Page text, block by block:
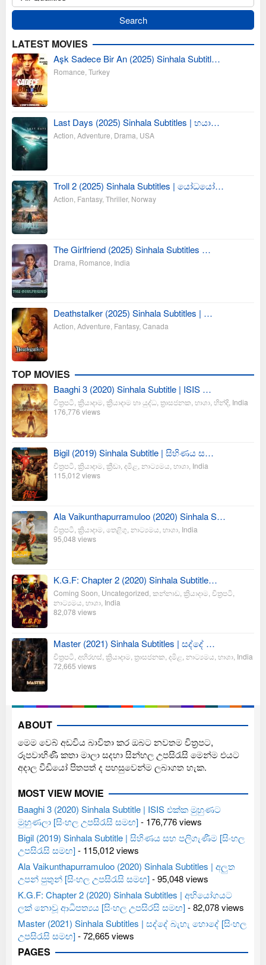
LATEST MOVIES
Aşk Sadece Bir An (2025) Sinhala Subtitl…
Romance Turkey
Last Days (2025) Sinhala Subtitles | භයා…
Action Adventure Drama USA
Troll 2 (2025) Sinhala Subtitles | යෝධයෝ…
Action Fantasy, Thriller, Norway
The Girlfriend (2025) Sinhala Subtitles …
Drama Romance India
Deathstalker (2025) Sinhala Subtitles | …
Action Adventure Fantasy, Canada
TOP MOVIES
Baaghi 3 (2020) Sinhala Subtitle | ISIS …
චිත්‍රපටි ක්‍රියාදාම ක්‍රියාදාම හා යුද්ධ ත්‍රාසජනක භාශා හින්දි India
176,776 views
Bigil (2019) Sinhala Subtitle | සිහිණය ස…
චිත්‍රපටි ක්‍රියාදාම ක්‍රීඩා දමිළ නාට්‍යමය භාශා India
115,012 views
Ala Vaikunthapurramuloo (2020) Sinhala S…
චිත්‍රපටි ක්‍රියාදාම තෙළිගු නාට්‍යමය භාශා India
95,048 views
K.G.F: Chapter 2 (2020) Sinhala Subtitle…
Coming Soon Uncategorized කන්නාඩ ක්‍රියාදාම චිත්‍රපටි
නාට්‍යමය භාශා India
82,078 views
Master (2021) Sinhala Subtitles | සද්දේ …
චිත්‍රපටි අභිරහස් ක්‍රියාදාම ත්‍රාසජනක දමිළ නාට්‍යමය භාශා India
72,665 views
ABOUT
මෙම වෙබ් අඩවිය බාවිතා කර ඔබට නවතම චිත්‍රපට,
රූපවාහිණී කතා මාලා සදහා සින්හල උපසිරැසි මෙන්ම එයට
අදාල වීඩියෝ පිතපත් ද පහසුවෙන්ම ලබාගත හැක.
MOST VIEW MOVIE
Baaghi 3 (2020) Sinhala Subtitle | ISIS එක්ක මුහුණට
මුහුණලා [සිංහල උපසිරැසි සමඟ]- 176,776 views
Bigil (2019) Sinhala Subtitle | සිහිණය සහ පලිගැණීම [සිංහල
උපසිරැසි සමඟ]- 115,012 views
Ala Vaikunthapurramuloo (2020) Sinhala Subtitles | අලුත
උපන් පුතුන් [සිංහල උපසිරැසි සමඟ]- 95,048 views
K.G.F: Chapter 2 (2020) Sinhala Subtitles | අභියෝගයට
ලක් නොවූ ආධිපත්‍යය [සිංහල උපසිරසි සමඟ]- 82,078 views
Master (2021) Sinhala Subtitles | සද්දේ බැහැ හොදේ [සිංහල
උපසිරැසි සමඟ]- 72,665 views
PAGES